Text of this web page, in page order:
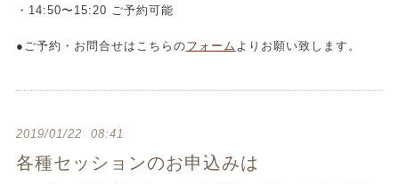
・14:50〜15:20 ご予約可能
●ご予約・お問合せはこちらのフォーム よりお願い致します。
2019/01/22 08:41
各種セッションのお申込みは